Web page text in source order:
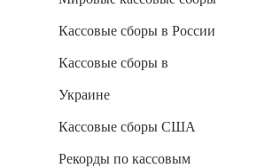
Кассовые сборы в России
Кассовые сборы в
Украине
Кассовые сборы США
Рекорды по кассовым